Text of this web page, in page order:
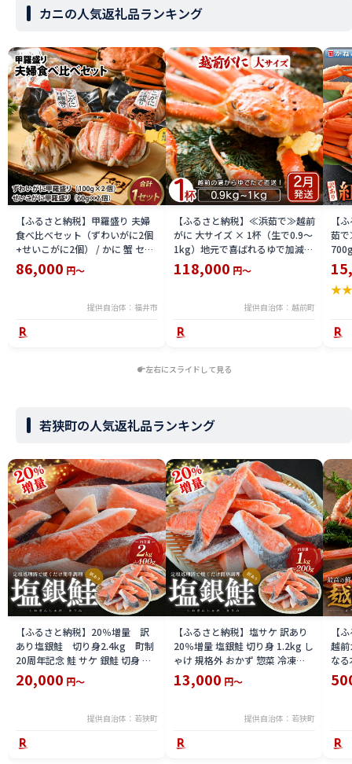
カニの人気返礼品ランキング
【ふるさと納税】甲羅盛り 夫婦
食べ比べセット（ずわいがに2個
+せいこがに2個） / かに 蟹 セイ
コ ずわい ズワイ 内子 外子 国産
冷凍 冬 冬の味覚 珍味 グルメ 国
86,000 円～
提供自治体：福井市
【ふるさと納税】≪浜茹で≫越前
がに 大サイズ × 1杯（生で0.9〜
1kg）地元で喜ばれるゆで加減・
塩加減で越前の港から直送！【雄
ズワイガニ ずわいがに 越前ガニ
送分】希望日指定可 備考欄に希
x004_02]
118,000 円～
提供自治体：越前町
【
茹
付
ボ
分
★
左右にスライドして見る
若狭町の人気返礼品ランキング
【ふるさと納税】20％増量 訳
あり塩銀鮭 切り身2.4kg 町制
20周年記念 鮭 サケ 銀鮭 切身 訳
あり おかず 冷凍 規格外 お取り寄
せ 福井県 若狭町
20,000 円～
提供自治体：若狭町
【ふるさと納税】塩サケ 訳あり
20％増量 塩銀鮭 切り身 1.2kg し
ゃけ 規格外 おかず 惣菜 冷凍
魚 鮭 サケ 銀鮭 切身 お取り寄せ
13,000 円～
提供自治体：若狭町
【
越
な
い
海